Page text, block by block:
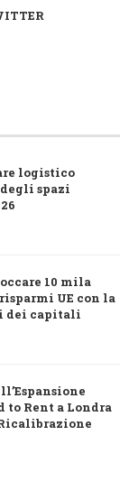
logistico
spazi
10 mila
UE con la
dei capitali
to Rent a Londra